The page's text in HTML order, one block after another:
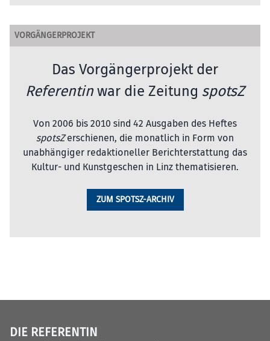
VORGÄNGERPROJEKT
Das Vorgängerprojekt der
Referentinwar die Zeitung spotsZ
Von 2006 bis 2010 sind 42 Ausgaben des Heftes
spotsZerschienen, die monatlich in Form von
unabhängiger redaktioneller Berichterstattung das
Kultur- und Kunstgeschen in Linz thematisieren.
ZUM SPOTSZ-ARCHIV
DIE REFERENTIN